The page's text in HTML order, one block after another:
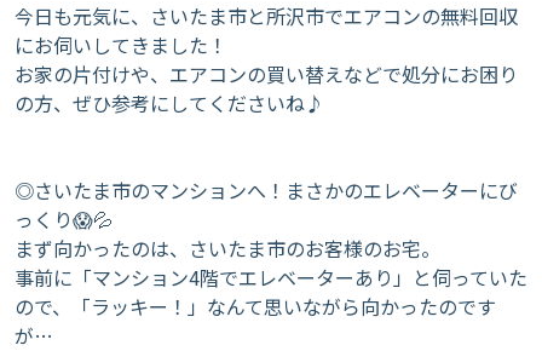
​今日も元気に、さいたま市と所沢市でエアコンの無料回収
にお伺いしてきました！
お家の片付けや、エアコンの買い替えなどで処分にお困り
の方、ぜひ参考にしてくださいね♪
◎​さいたま市のマンションへ！まさかのエレベーターにび
っくり😱💦
​まず向かったのは、さいたま市のお客様のお宅。
事前に「マンション4階でエレベーターあり」と伺っていた
ので、「ラッキー！」なんて思いながら向かったのです
が…